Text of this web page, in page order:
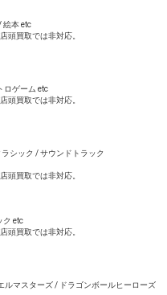
絵本 etc
頭買取では非対応。
ロゲーム etc
頭買取では非対応。
シック / サウンドトラック
頭買取では非対応。
ク etc
頭買取では非対応。
ルマスターズ / ドラゴンボールヒーローズ